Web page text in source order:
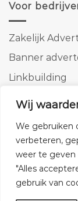
Wij
We gebruiken
verbeteren,
weer te geven
"Alles
gebruik van
Voor
Zakelijk
Banner
Linkbuilding
SEO